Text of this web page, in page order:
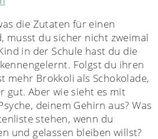
die Zutaten für einen
musst du sicher nicht zweimal
in der Schule hast du die
Folgst du ihren
mehr Brokkoli als Schokolade,
gut. Aber wie sieht es mit
deinem Gehirn aus? Was
stehen, wenn du
und gelassen bleiben willst?